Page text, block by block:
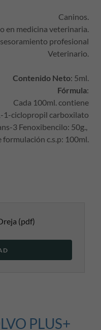
Caninos.
en medicina veterinaria.
profesional
Veterinario.
Contenido Neto: 5ml.
Fórmula:
Cada 100ml. contiene
1-ciclopropil carboxilato
3 Fenoxibencilo: 50g.,
formulación c.s.p: 100ml.
(pdf)
PLUS+